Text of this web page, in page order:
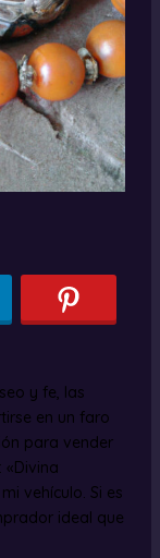
y fe, las
en un faro
para vender
«Divina
vehículo. Si es
ideal que